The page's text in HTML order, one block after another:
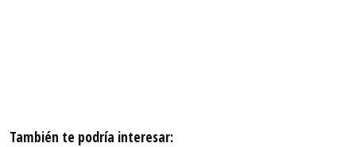
También te podría interesar: